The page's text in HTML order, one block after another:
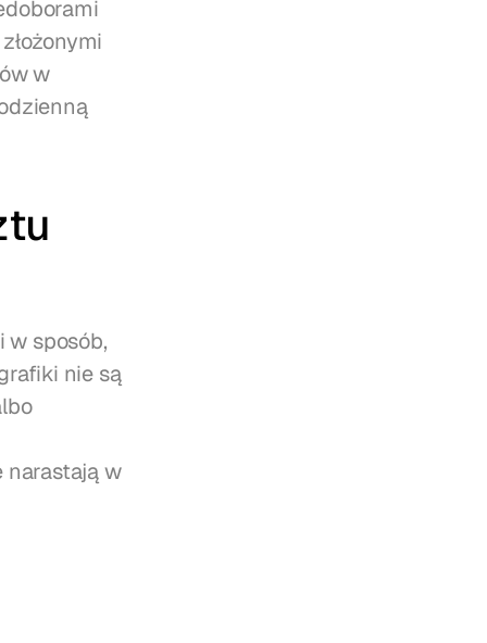
w
w sposób,
nie są
narastają w